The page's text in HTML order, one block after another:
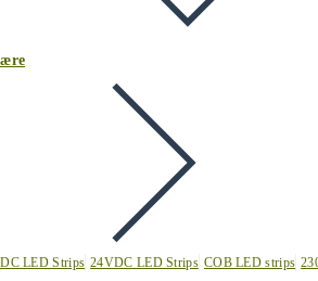
LED Strips 24VDC LED Strips COB LED strips